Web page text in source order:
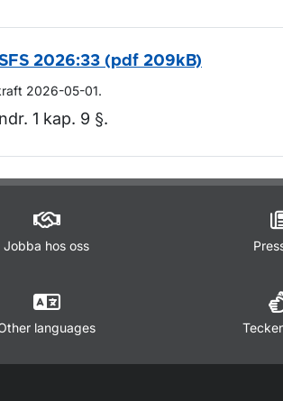
2026:33 (pdf 209kB)
2026-05-01.
1 kap. 9 §.
sidan
Jobba hos oss
languages